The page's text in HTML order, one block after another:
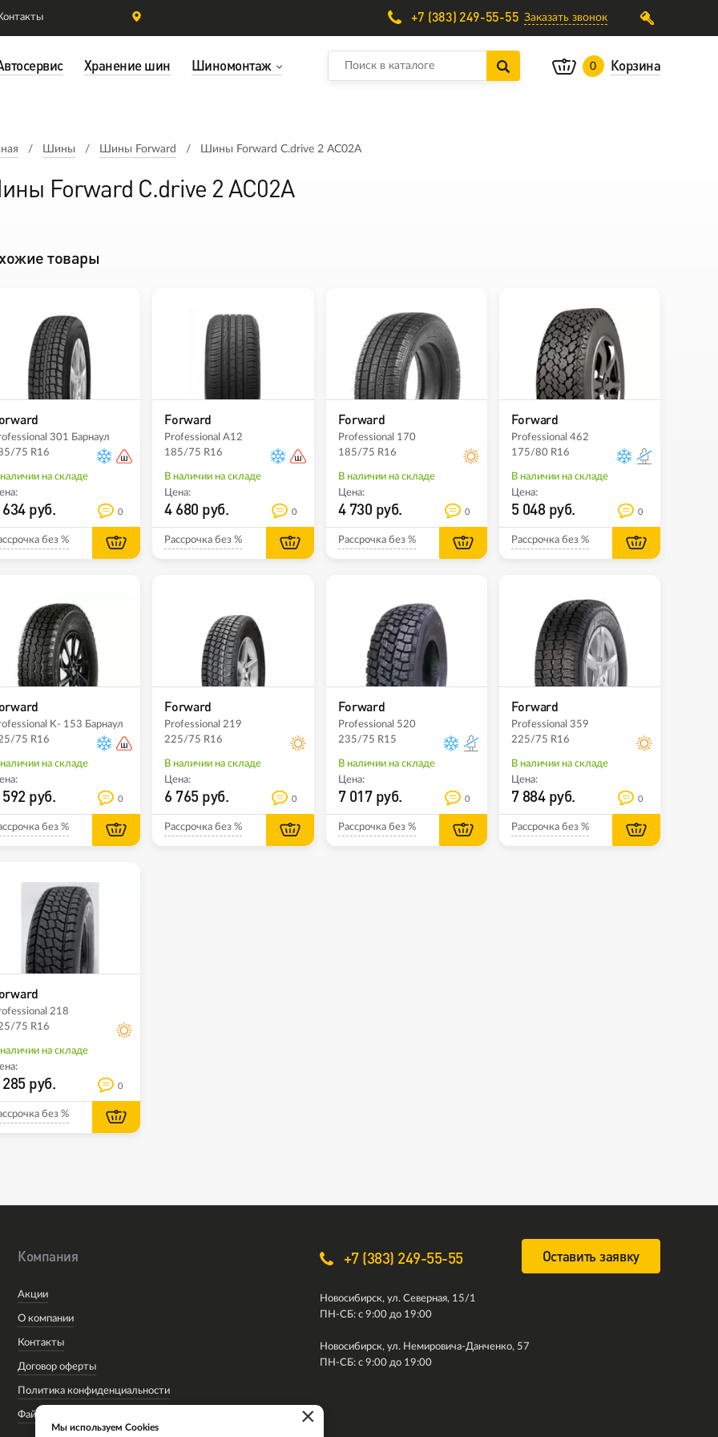
Хранение шин Шиномонтаж 0 Корзина
+7 (383) 249-55-55 Заказать звонок
Шины Шины Forward Шины Forward C.drive 2 AC02A
Forward C.drive 2 AC02A
товары
301 Барнаул
75 R16
на складе
руб. 0
без %
Forward
Professional A12
185/75 R16
В наличии на складе
Цена:
4 680 руб. 0
Рассрочка без %
Forward
Professional 170
185/75 R16
В наличии на складе
Цена:
4 730 руб. 0
Рассрочка без %
Forward
Professional 462
175/80 R16
В наличии на складе
Цена:
5 048 руб. 0
Рассрочка без %
K- 153 Барнаул
75 R16
на складе
руб. 0
без %
Forward
Professional 219
225/75 R16
В наличии на складе
Цена:
6 765 руб. 0
Рассрочка без %
Forward
Professional 520
235/75 R15
В наличии на складе
Цена:
7 017 руб. 0
Рассрочка без %
Forward
Professional 359
225/75 R16
В наличии на складе
Цена:
7 884 руб. 0
Рассрочка без %
218
75 R16
на складе
руб. 0
без %
Компания
Акции
О компании
Контакты
Договор оферты
Политика конфиденциальности
Файлы cookie
+7 (383) 249-55-55 Оставить заявку
Новосибирск, ул. Северная, 15/1
ПН-СБ: с 9:00 до 19:00
Новосибирск, ул. Немировича-Данченко, 57
ПН-СБ: с 9:00 до 19:00
×
Мы используем Cookies